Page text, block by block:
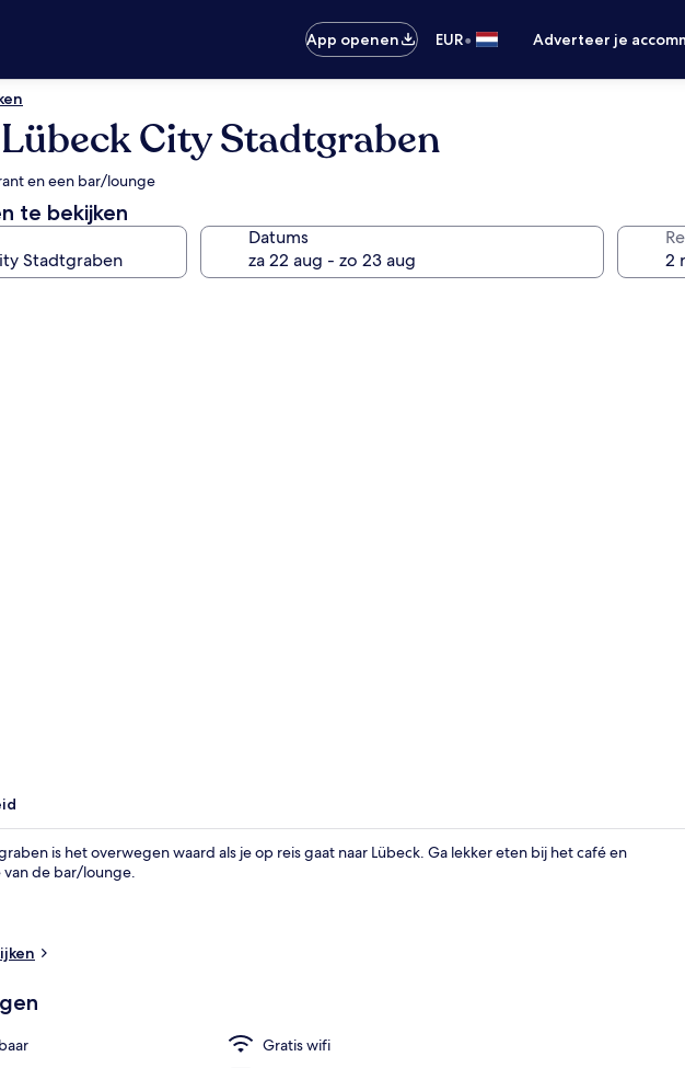
App openen
EUR• Adverteer je
City Stadtgraben
en een bar/lounge
te bekijken
Datums
is het overwegen waard als je op reis gaat naar Lübeck. Ga lekker eten bij het café en
van de bar/lounge.
Gratis wifi